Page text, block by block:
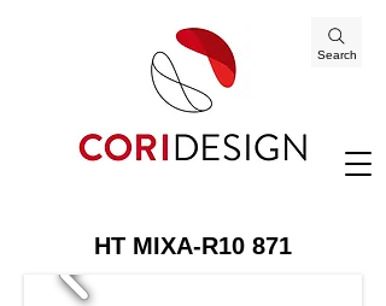
Search
HT MIXA-R10 871